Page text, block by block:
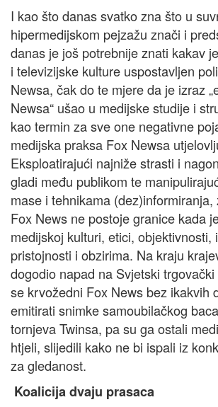
I kao što danas svatko zna što u
hipermedijskom pejzažu znači i
danas je još potrebnije znati kakav
i televizijske kulture uspostavljen
Newsa, čak do te mjere da je izraz
Newsa“ ušao u medijske studije i
kao termin za sve one negativne
medijska praksa Fox Newsa
Eksploatirajući najniže strasti i
gladi među publikom te
mase i tehnikama (dez)informiranja,
Fox News ne postoje granice kada
medijskoj kulturi, etici, objektivnosti,
pristojnosti i obzirima. Na kraju
dogodio napad na Svjetski
se krvožedni Fox News bez ikakvih
emitirati snimke samoubilačkog
tornjeva Twinsa, pa su ga ostali
htjeli, slijedili kako ne bi ispali iz
za gledanost.
Koalicija dvaju prasaca